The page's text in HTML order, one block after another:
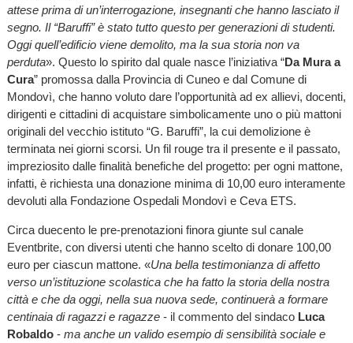
attese prima di un’interrogazione, insegnanti che hanno lasciato il
segno. Il “Baruffi” è stato tutto questo per generazioni di studenti.
Oggi quell’edificio viene demolito, ma la sua storia non va
perduta». Questo lo spirito dal quale nasce l’iniziativa “Da Mura a
Cura” promossa dalla Provincia di Cuneo e dal Comune di
Mondovì, che hanno voluto dare l’opportunità ad ex allievi, docenti,
dirigenti e cittadini di acquistare simbolicamente uno o più mattoni
originali del vecchio istituto “G. Baruffi”, la cui demolizione è
terminata nei giorni scorsi. Un fil rouge tra il presente e il passato,
impreziosito dalle finalità benefiche del progetto: per ogni mattone,
infatti, è richiesta una donazione minima di 10,00 euro interamente
devoluti alla Fondazione Ospedali Mondovì e Ceva ETS.
Circa duecento le pre-prenotazioni finora giunte sul canale
Eventbrite, con diversi utenti che hanno scelto di donare 100,00
euro per ciascun mattone. «Una bella testimonianza di affetto
verso un’istituzione scolastica che ha fatto la storia della nostra
città e che da oggi, nella sua nuova sede, continuerà a formare
centinaia di ragazzi e ragazze- il commento del sindaco Luca
Robaldo- ma anche un valido esempio di sensibilità sociale e